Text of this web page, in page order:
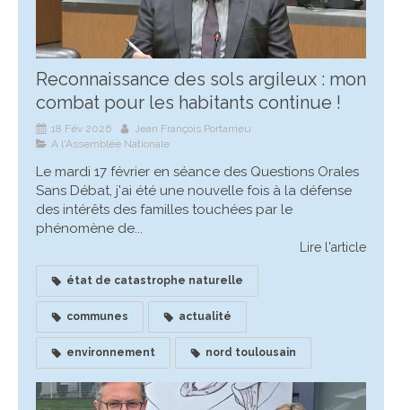
Reconnaissance des sols argileux : mon
combat pour les habitants continue !
18 Fév 2026
Jean François Portarrieu
A l'Assemblée Nationale
Le mardi 17 février en séance des Questions Orales
Sans Débat, j'ai été une nouvelle fois à la défense
des intérêts des familles touchées par le
phénomène de...
Lire l'article
état de catastrophe naturelle
communes actualité
environnement nord toulousain